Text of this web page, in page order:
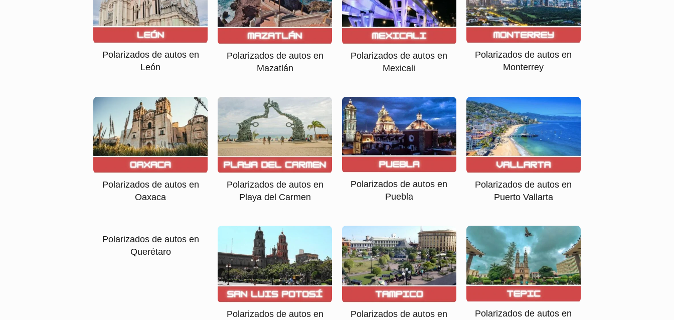
Polarizados de autos en
León
Polarizados de autos en
Mazatlán
Polarizados de autos en
Mexicali
Polarizados de autos en
Monterrey
Polarizados de autos en
Oaxaca
Polarizados de autos en
Playa del Carmen
Polarizados de autos en
Puebla
Polarizados de autos en
Puerto Vallarta
Polarizados de autos en
Querétaro
Polarizados de autos en
Polarizados de autos en
Polarizados de autos en